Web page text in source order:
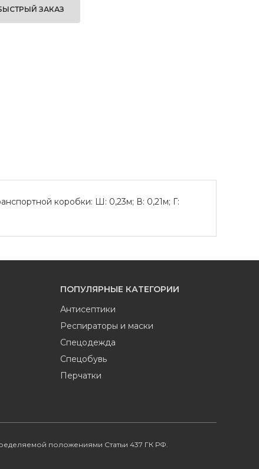
ЗАКАЗ
коробки: Ш: 0,23м; В: 0,21м; Г:
ПОПУЛЯРНЫЕ КАТЕГОРИИ
Антисептики
Респираторы и маски
Спецодежда
Спецобувь
Перчатки
положениями Статьи 437 ГК РФ.